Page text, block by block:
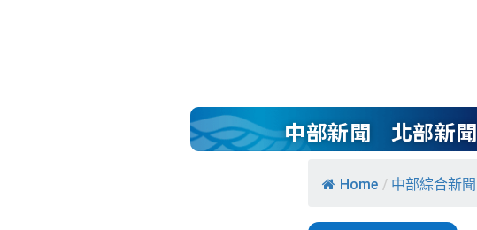
中部新聞 北部新聞
Home / 中部綜合新聞